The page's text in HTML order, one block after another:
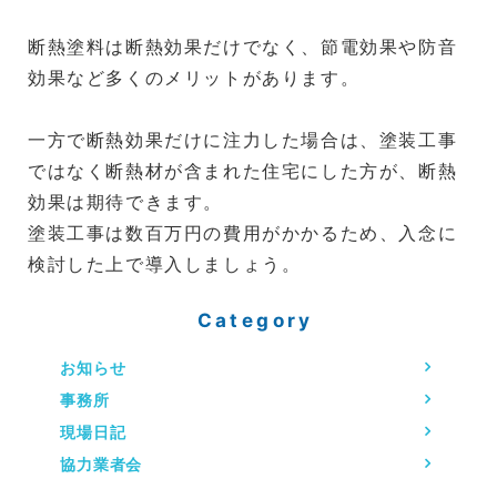
断熱塗料は断熱効果だけでなく、節電効果や防音
効果など多くのメリットがあります。
一方で断熱効果だけに注力した場合は、塗装工事
ではなく断熱材が含まれた住宅にした方が、断熱
効果は期待できます。
塗装工事は数百万円の費用がかかるため、入念に
検討した上で導入しましょう。
Category
お知らせ
事務所
現場日記
協力業者会